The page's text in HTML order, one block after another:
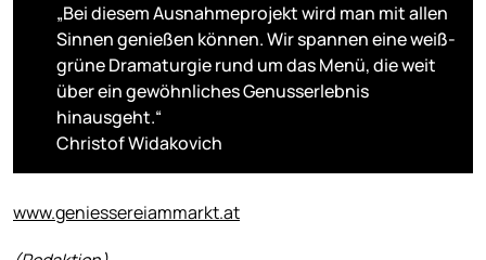
„Bei diesem Ausnahmeprojekt wird man mit allen
Sinnen genießen können. Wir spannen eine weiß-
grüne Dramaturgie rund um das Menü, die weit
über ein gewöhnliches Genusserlebnis
hinausgeht.“
Christof Widakovich
www.geniessereiammarkt.at